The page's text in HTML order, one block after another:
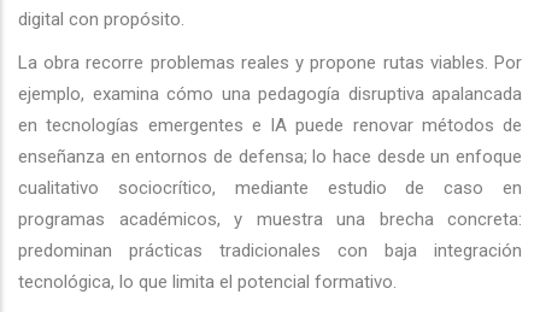
digital con propósito.
La obra recorre problemas reales y propone rutas viables. Por
ejemplo, examina cómo una pedagogía disruptiva apalancada
en tecnologías emergentes e IA puede renovar métodos de
enseñanza en entornos de defensa; lo hace desde un enfoque
cualitativo sociocrítico, mediante estudio de caso en
programas académicos, y muestra una brecha concreta:
predominan prácticas tradicionales con baja integración
tecnológica, lo que limita el potencial formativo.